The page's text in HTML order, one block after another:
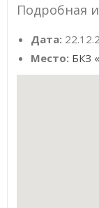
Подробная
Дата:
Место: БКЗ